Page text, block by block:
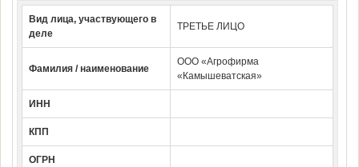
Вид лица, участвующего в
деле
ТРЕТЬЕ ЛИЦО
Фамилия / наименование
ООО «Агрофирма
«Камышеватская»
ИНН
КПП
ОГРН